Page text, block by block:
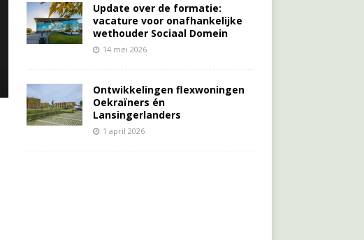
Update over de formatie:
vacature voor onafhankelijke
wethouder Sociaal Domein
14 mei 2026
Ontwikkelingen flexwoningen
Oekraïners én
Lansingerlanders
1 april 2026